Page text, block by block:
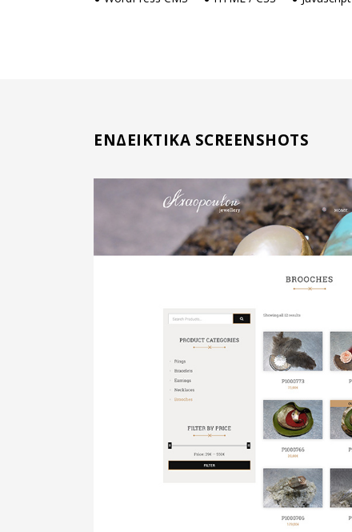
ΕΝΔΕΙΚΤΙΚΑ SCREENSHOTS